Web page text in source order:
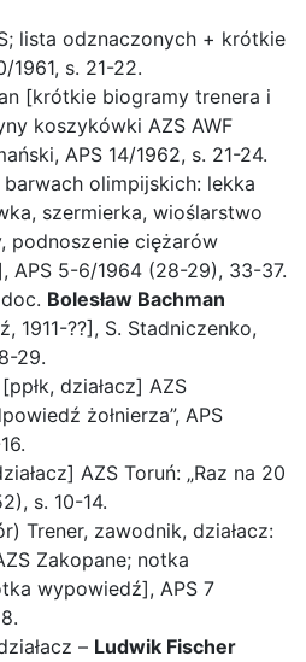
lista odznaczonych + krótkie
s. 21-22.
[krótkie biogramy trenera i
koszykówki AZS AWF
APS 14/1962, s. 21-24.
olimpijskich: lekka
szermierka, wioślarstwo
podnoszenie ciężarów
APS 5-6/1964 (28-29), 33-37.
Bolesław Bachman
1911-??], S. Stadniczenko,
29.
działacz] AZS
żołnierza”, APS
AZS Toruń: „Raz na 20
s. 10-14.
Trener, zawodnik, działacz:
Zakopane; notka
wypowiedź], APS 7
– Ludwik Fischer